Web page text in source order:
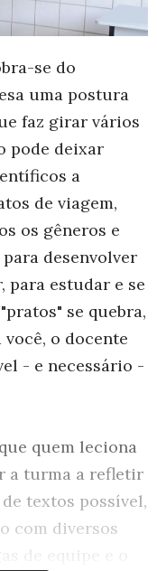
se do
uma postura
faz girar vários
pode deixar
a
de viagem,
os gêneros e
desenvolver
para estudar e se
se quebra,
o docente
- e necessário -
quem leciona
a turma a refletir
textos possível,
com diversos
de equipe e o